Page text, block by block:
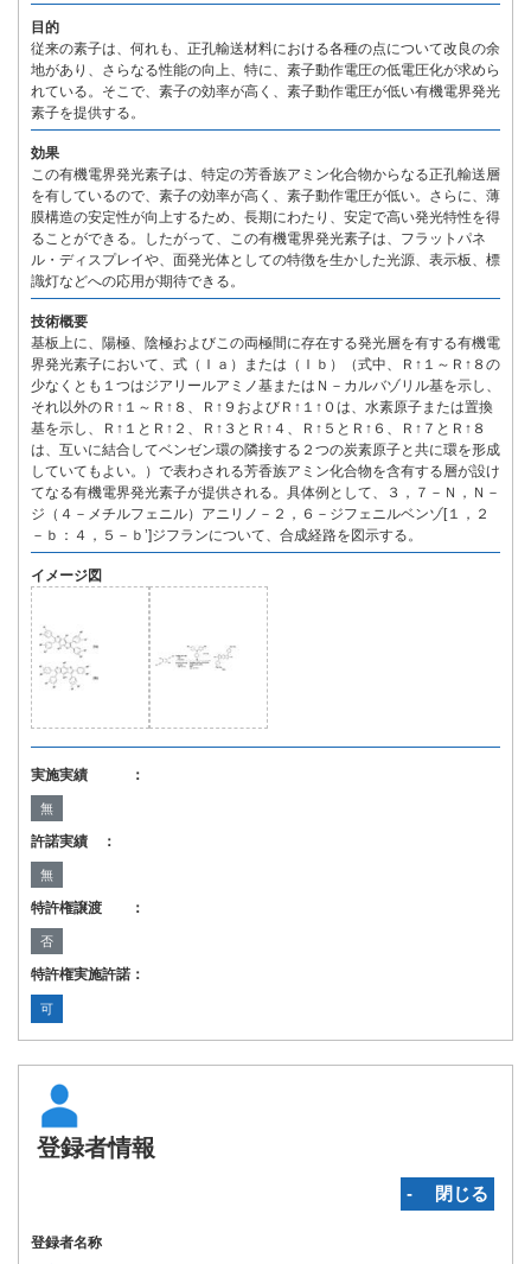
目的
従来の素子は、何れも、正孔輸送材料における各種の点について改良の余
地があり、さらなる性能の向上、特に、素子動作電圧の低電圧化が求めら
れている。そこで、素子の効率が高く、素子動作電圧が低い有機電界発光
素子を提供する。
効果
この有機電界発光素子は、特定の芳香族アミン化合物からなる正孔輸送層
を有しているので、素子の効率が高く、素子動作電圧が低い。さらに、薄
膜構造の安定性が向上するため、長期にわたり、安定で高い発光特性を得
ることができる。したがって、この有機電界発光素子は、フラットパネ
ル・ディスプレイや、面発光体としての特徴を生かした光源、表示板、標
識灯などへの応用が期待できる。
技術概要
基板上に、陽極、陰極およびこの両極間に存在する発光層を有する有機電
界発光素子において、式（Ｉａ）または（Ｉｂ）（式中、Ｒ↑１～Ｒ↑８の
少なくとも１つはジアリールアミノ基またはＮ－カルバゾリル基を示し、
それ以外のＲ↑１～Ｒ↑８、Ｒ↑９およびＲ↑１↑０は、水素原子または置換
基を示し、Ｒ↑１とＲ↑２、Ｒ↑３とＲ↑４、Ｒ↑５とＲ↑６、Ｒ↑７とＲ↑８
は、互いに結合してベンゼン環の隣接する２つの炭素原子と共に環を形成
していてもよい。）で表わされる芳香族アミン化合物を含有する層が設け
てなる有機電界発光素子が提供される。具体例として、３，７－Ｎ，Ｎ－
ジ（４－メチルフェニル）アニリノ－２，６－ジフェニルベンゾ[１，２
－ｂ：４，５－ｂ’]ジフランについて、合成経路を図示する。
イメージ図
実施実績 ：
無
許諾実績 ：
無
特許権譲渡 ：
否
特許権実施許諾：
可
登録者情報
‐ 閉じる
登録者名称